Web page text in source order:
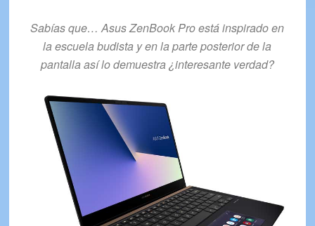
Sabías que… Asus ZenBook Pro está inspirado en
la escuela budista y en la parte posterior de la
pantalla así lo demuestra ¿interesante verdad?